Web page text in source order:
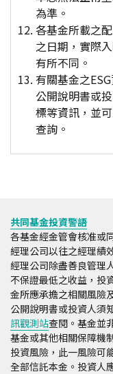
為準。
各基金所載之
之日期，實際
有所不同。
有關基金之
公開說明書或
標等資訊，並
查詢。
共同基金投資警語
各基金經金管會核准或
經理公司以往之經理績
經理公司除盡善良管理
不保證最低之收益，投
金所應承擔之相關風險
公開說明書或投資人須
訊觀測站查閱。基金並
基金或其他相關保障機
投資風險，此一風險可
全部信託本金。投資人